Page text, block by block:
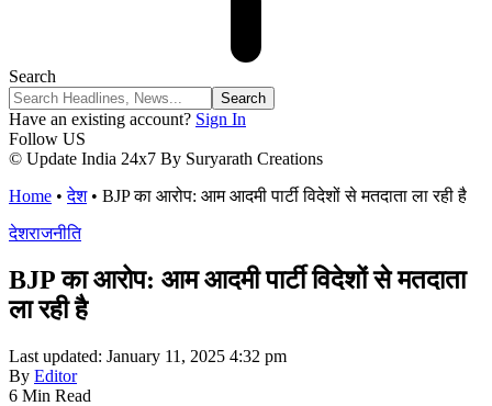
Search
Have an existing account? Sign In
Follow US
© Update India 24x7 By Suryarath Creations
Home •देश• BJP का आरोप: आम आदमी पार्टी विदेशों से मतदाता ला रही है
देशराजनीति
BJP का आरोप: आम आदमी पार्टी विदेशों से मतदाता
ला रही है
Last updated: January 11, 2025 4:32 pm
By Editor
6 Min Read